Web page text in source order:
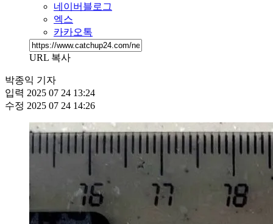
네이버블로그
엑스
카카오톡
URL 복사
박종익 기자
입력 2025 07 24 13:24
수정 2025 07 24 14:26